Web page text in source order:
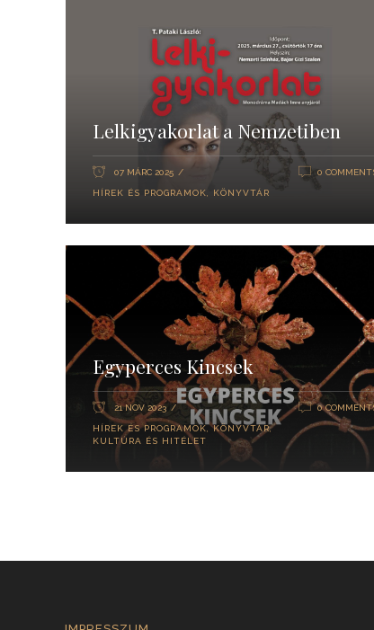
Lelkigyakorlat a Nemzetiben
07 MÁRC 2025
HÍREK ÉS PROGRAMOK, KÖNYVTÁR
0
Egyperces Kincsek
21 NOV 2023
HÍREK ÉS PROGRAMOK,KÖNYVTÁR,
KULTÚRA ÉS HITÉLET
0